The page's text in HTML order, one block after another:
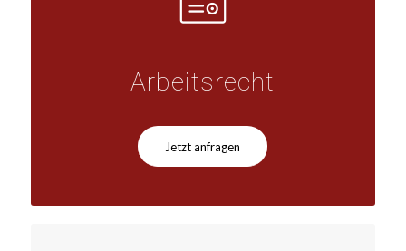
Arbeitsrecht
Jetzt anfragen